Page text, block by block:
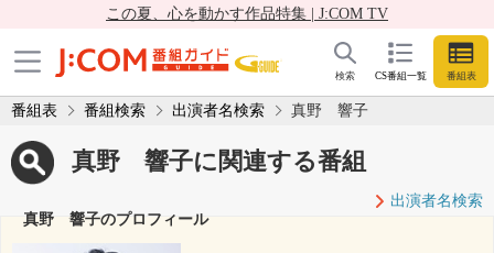
この夏、心を動かす作品特集 | J:COM TV
CS番組一覧 番組表
検索
番組表 番組検索 出演者名検索 真野 響子
真野 響子に関連する番組
出演者名検索
真野 響子のプロフィール